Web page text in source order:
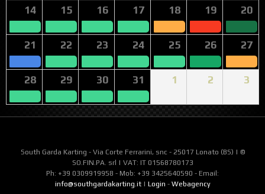
14 15 16 17 18 19 20
21 22 23 24 25 26 27
28 29 30 31 1 2 3
South Garda Karting - Via Corte Ferrarini, snc - 25017 Lonato (BS) | ©
SO.FIN.PA. srl | VAT: IT 01568780173
Ph: +39 0309919958 - Mob: +39 3425640590 - Email:
info@southgardakarting.it| Login - Webagency